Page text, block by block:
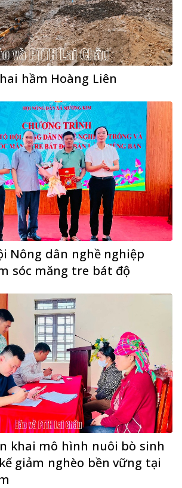
hầm Hoàng Liên
Nông dân nghề nghiệp
sóc măng tre bát độ
khai mô hình nuôi bò sinh
giảm nghèo bền vững tại